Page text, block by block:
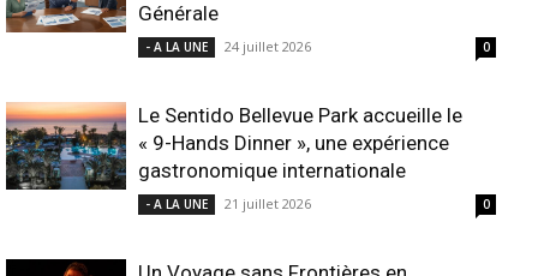
Générale
- A LA UNE 24 juillet 2026 0
Le Sentido Bellevue Park accueille le
« 9-Hands Dinner », une expérience
gastronomique internationale
- A LA UNE 21 juillet 2026 0